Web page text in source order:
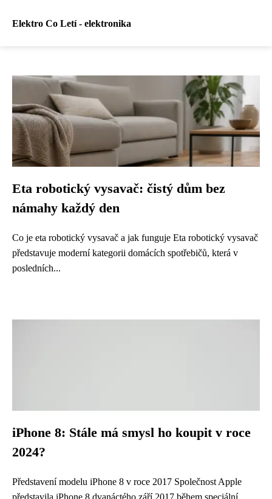
Elektro Co Letí - elektronika
Eta robotický vysavač: čistý dům bez
námahy každý den
Co je eta robotický vysavač a jak funguje Eta robotický vysavač
představuje moderní kategorii domácích spotřebičů, která v
posledních...
iPhone 8: Stále má smysl ho koupit v roce
2024?
Představení modelu iPhone 8 v roce 2017 Společnost Apple
představila iPhone 8 dvanáctého září 2017 během speciální